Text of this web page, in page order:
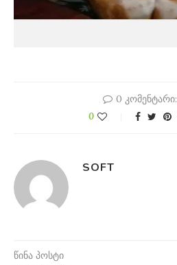
0 კომენტარი:
0
SOFT
წინა პოსტი